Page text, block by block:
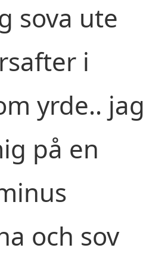
sova ute
i
yrde.. jag
på en
och sov